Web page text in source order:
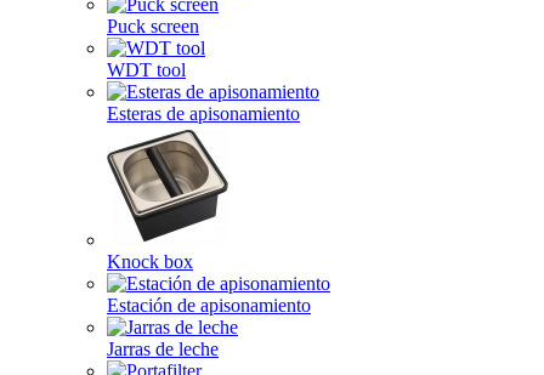
Puck screen
WDT tool
Esteras de apisonamiento
Knock box
Estación de apisonamiento
Jarras de leche